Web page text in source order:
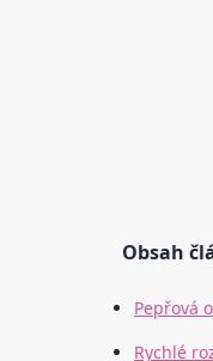
Obsah
Pepřová
Rychlé